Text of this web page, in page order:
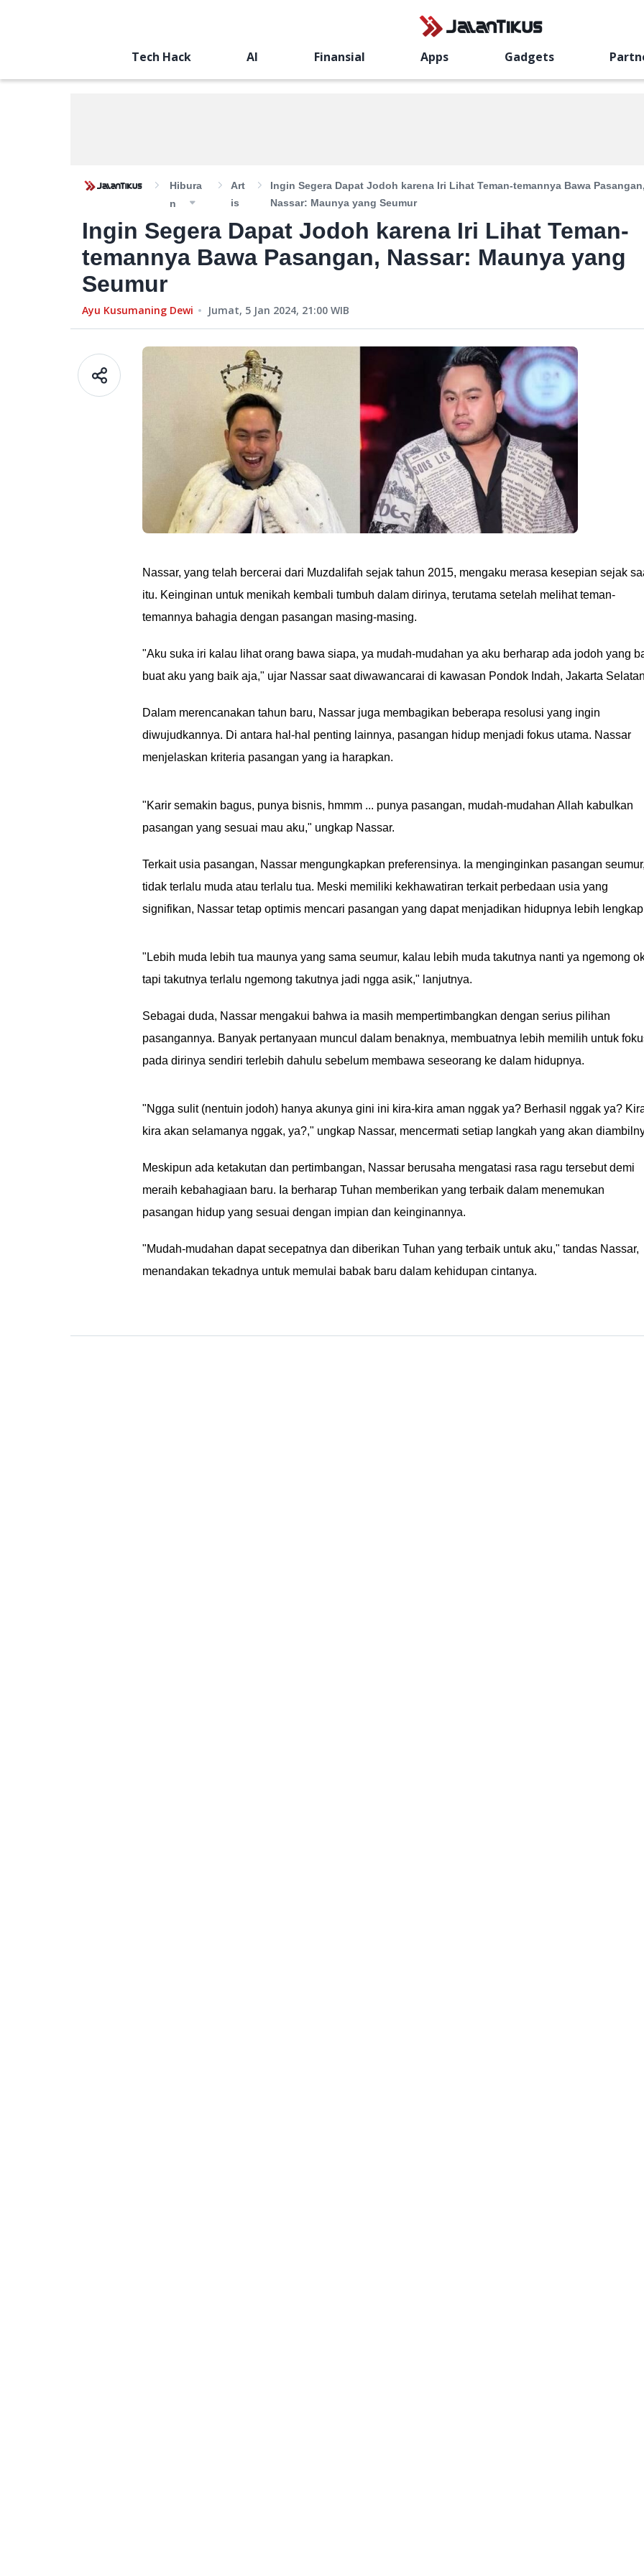
Tech Hack AI Finansial Apps Gadgets
Hibura
N
Art
Is
Ingin Segera Dapat Jodoh karena Iri Lihat Teman-temannya Bawa Pasangan,
Nassar: Maunya yang Seumur
Ingin Segera Dapat Jodoh karena Iri Lihat Teman-
temannya Bawa Pasangan, Nassar: Maunya yang
Seumur
Ayu Kusumaning Dewi Jumat, 5 Jan 2024, 21:00 WIB
Nassar, yang telah bercerai dari Muzdalifah sejak tahun 2015, mengaku merasa kesepian sejak
itu. Keinginan untuk menikah kembali tumbuh dalam dirinya, terutama setelah melihat teman-
temannya bahagia dengan pasangan masing-masing.
"Aku suka iri kalau lihat orang bawa siapa, ya mudah-mudahan ya aku berharap ada jodoh yang
buat aku yang baik aja," ujar Nassar saat diwawancarai di kawasan Pondok Indah, Jakarta
Dalam merencanakan tahun baru, Nassar juga membagikan beberapa resolusi yang ingin
diwujudkannya. Di antara hal-hal penting lainnya, pasangan hidup menjadi fokus utama. Nassar
menjelaskan kriteria pasangan yang ia harapkan.
"Karir semakin bagus, punya bisnis, hmmm ... punya pasangan, mudah-mudahan Allah kabulkan
pasangan yang sesuai mau aku," ungkap Nassar.
Terkait usia pasangan, Nassar mengungkapkan preferensinya. Ia menginginkan pasangan seumur,
tidak terlalu muda atau terlalu tua. Meski memiliki kekhawatiran terkait perbedaan usia yang
signifikan, Nassar tetap optimis mencari pasangan yang dapat menjadikan hidupnya lebih
"Lebih muda lebih tua maunya yang sama seumur, kalau lebih muda takutnya nanti ya ngemong
tapi takutnya terlalu ngemong takutnya jadi ngga asik," lanjutnya.
Sebagai duda, Nassar mengakui bahwa ia masih mempertimbangkan dengan serius pilihan
pasangannya. Banyak pertanyaan muncul dalam benaknya, membuatnya lebih memilih untuk
pada dirinya sendiri terlebih dahulu sebelum membawa seseorang ke dalam hidupnya.
"Ngga sulit (nentuin jodoh) hanya akunya gini ini kira-kira aman nggak ya? Berhasil nggak ya?
kira akan selamanya nggak, ya?," ungkap Nassar, mencermati setiap langkah yang akan
Meskipun ada ketakutan dan pertimbangan, Nassar berusaha mengatasi rasa ragu tersebut demi
meraih kebahagiaan baru. Ia berharap Tuhan memberikan yang terbaik dalam menemukan
pasangan hidup yang sesuai dengan impian dan keinginannya.
"Mudah-mudahan dapat secepatnya dan diberikan Tuhan yang terbaik untuk aku," tandas Nassar,
menandakan tekadnya untuk memulai babak baru dalam kehidupan cintanya.